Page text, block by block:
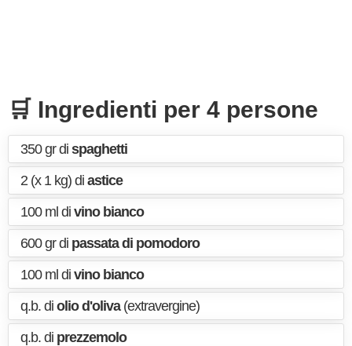
🛒 Ingredienti per 4 persone
350 gr di spaghetti
2 (x 1 kg) di astice
100 ml di vino bianco
600 gr di passata di pomodoro
100 ml di vino bianco
q.b. di olio d'oliva(extravergine)
q.b. di prezzemolo